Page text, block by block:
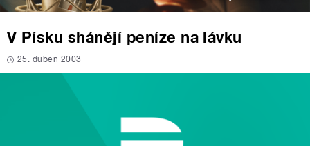
V Písku shánějí peníze na lávku
25. duben 2003